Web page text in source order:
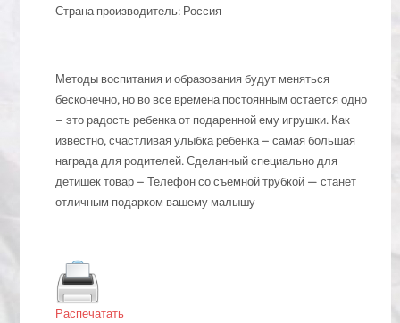
Страна производитель: Россия
Методы воспитания и образования будут меняться
бесконечно, но во все времена постоянным остается одно
– это радость ребенка от подаренной ему игрушки. Как
известно, счастливая улыбка ребенка – самая большая
награда для родителей. Сделанный специально для
детишек товар – Телефон со съемной трубкой — станет
отличным подарком вашему малышу
Распечатать